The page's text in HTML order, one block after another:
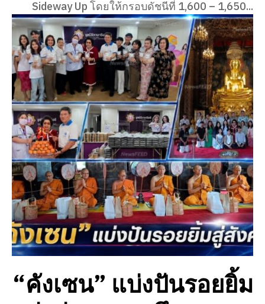
Sideway Up โดยให้กรอบดัชนีที่ 1,600 – 1,650...
“คังเซน” แบ่งปันรอยยิ้ม